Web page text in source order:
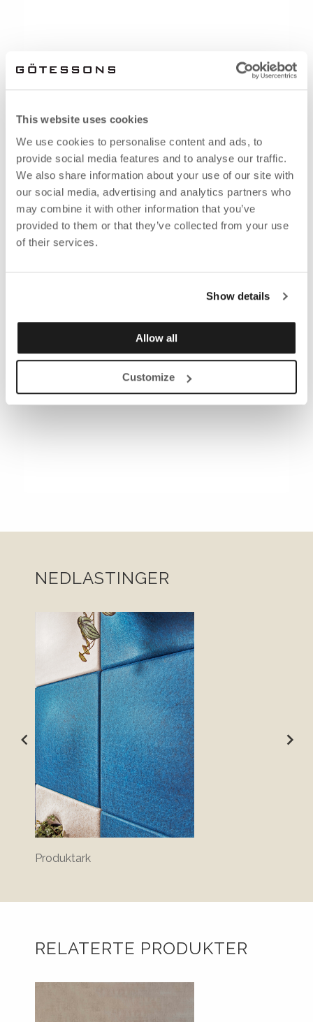
This website uses cookies
We use cookies to personalise content and ads, to
provide social media features and to analyse our traffic.
We also share information about your use of our site with
our social media, advertising and analytics partners who
may combine it with other information that you’ve
provided to them or that they’ve collected from your use
of their services.
Show details
Allow all
Customize
NEDLASTINGER
Produktark
RELATERTE PRODUKTER